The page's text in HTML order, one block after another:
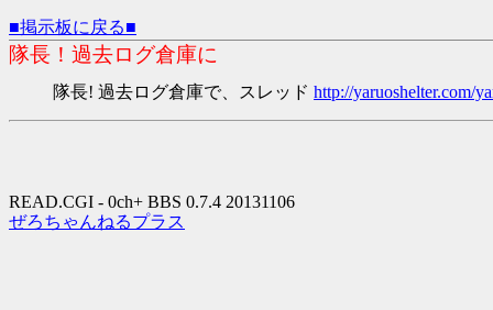
■掲示板に戻る■
隊長！過去ログ倉庫に
隊長! 過去ログ倉庫で、スレッド http://yaruoshelter.com/
READ.CGI - 0ch+ BBS 0.7.4 20131106
ぜろちゃんねるプラス